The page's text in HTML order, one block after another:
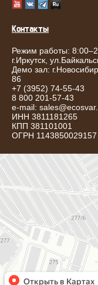
Контакты
Режим работы:
г.Иркутск
Демо зал:
86
+7 (3952) 74-55-43
8 800 201-57-43
e-mail:
ИНН 3811181265
КПП 381101001
ОГРН 1143850029157